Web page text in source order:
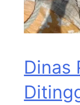
Dinas